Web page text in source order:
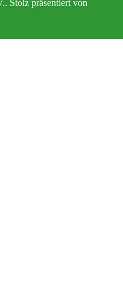
Stolz präsentiert von